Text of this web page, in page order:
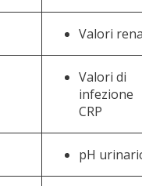
Valori
Valori di
infezione
CRP
pH